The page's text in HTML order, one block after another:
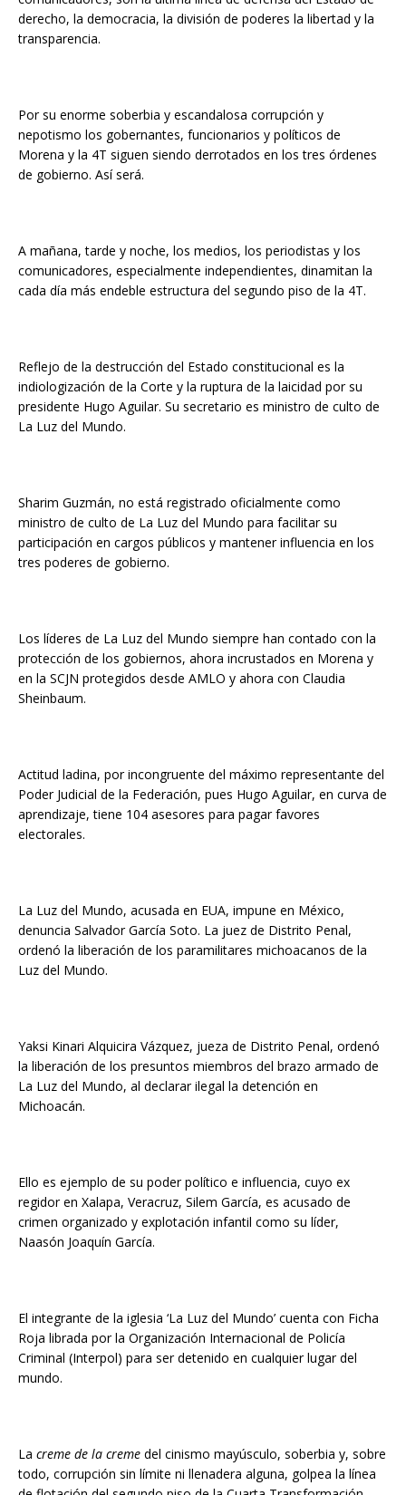
derecho, la democracia, la división de poderes la libertad y la
transparencia.
Por su enorme soberbia y escandalosa corrupción y
nepotismo los gobernantes, funcionarios y políticos de
Morena y la 4T siguen siendo derrotados en los tres órdenes
de gobierno. Así será.
A mañana, tarde y noche, los medios, los periodistas y los
comunicadores, especialmente independientes, dinamitan la
cada día más endeble estructura del segundo piso de la 4T.
Reflejo de la destrucción del Estado constitucional es la
indiologización de la Corte y la ruptura de la laicidad por su
presidente Hugo Aguilar. Su secretario es ministro de culto de
La Luz del Mundo.
Sharim Guzmán, no está registrado oficialmente como
ministro de culto de La Luz del Mundo para facilitar su
participación en cargos públicos y mantener influencia en los
tres poderes de gobierno.
Los líderes de La Luz del Mundo siempre han contado con la
protección de los gobiernos, ahora incrustados en Morena y
en la SCJN protegidos desde AMLO y ahora con Claudia
Sheinbaum.
Actitud ladina, por incongruente del máximo representante del
Poder Judicial de la Federación, pues Hugo Aguilar, en curva de
aprendizaje, tiene 104 asesores para pagar favores
electorales.
La Luz del Mundo, acusada en EUA, impune en México,
denuncia Salvador García Soto. La juez de Distrito Penal,
ordenó la liberación de los paramilitares michoacanos de la
Luz del Mundo.
Yaksi Kinari Alquicira Vázquez, jueza de Distrito Penal, ordenó
la liberación de los presuntos miembros del brazo armado de
La Luz del Mundo, al declarar ilegal la detención en
Michoacán.
Ello es ejemplo de su poder político e influencia, cuyo ex
regidor en Xalapa, Veracruz, Silem García, es acusado de
crimen organizado y explotación infantil como su líder,
Naasón Joaquín García.
El integrante de la iglesia ‘La Luz del Mundo’ cuenta con Ficha
Roja librada por la Organización Internacional de Policía
Criminal (Interpol) para ser detenido en cualquier lugar del
mundo.
La creme de la creme del cinismo mayúsculo, soberbia y, sobre
todo, corrupción sin límite ni llenadera alguna, golpea la línea